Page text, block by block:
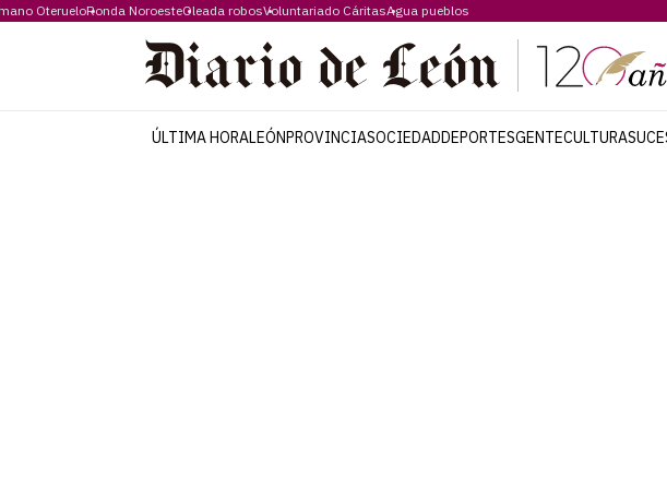
OterueloRonda NoroesteOleada robosVoluntariado CáritasAgua pueblos
ÚLTIMA HORALEÓNPROVINCIASOCIEDADDEPORTESGENTECULTURA